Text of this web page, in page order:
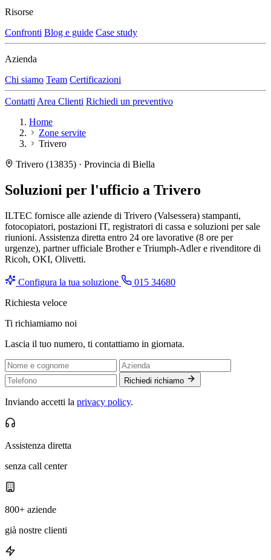
Risorse
Confronti Blog e guide Case study
Azienda
Chi siamo Team Certificazioni
Contatti Area Clienti Richiedi un preventivo
Home
Zone servite
Trivero
Trivero (13835) · Provincia di Biella
Soluzioni per l'ufficio a Trivero
ILTEC fornisce alle aziende di Trivero (Valsessera) stampanti,
fotocopiatori, postazioni IT, registratori di cassa e soluzioni per sale
riunioni. Assistenza diretta entro 24 ore lavorative (8 ore per
urgenze), partner ufficiale Brother e Triumph-Adler e rivenditore di
Ricoh, OKI, Olivetti.
Configura la tua soluzione
015 34680
Richiesta veloce
Ti richiamiamo noi
Lascia il tuo numero, ti contattiamo in giornata.
Richiedi richiamo
Inviando accetti la privacy policy.
Assistenza diretta
senza call center
800+ aziende
già nostre clienti